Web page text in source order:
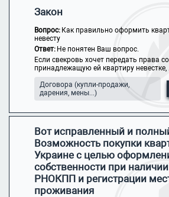
Закон
Вопрос: Как правильно оформить
невесту
Ответ: Не понятен Ваш вопрос.
Если свекровь хочет передать права
принадлежащую ей квартиру невестке,
Договора (купли-продажи,
дарения, мены...)
Вот исправленный и
Возможность покупки
Украине с целью
собственности при
РНОКПП и регистрации
проживания